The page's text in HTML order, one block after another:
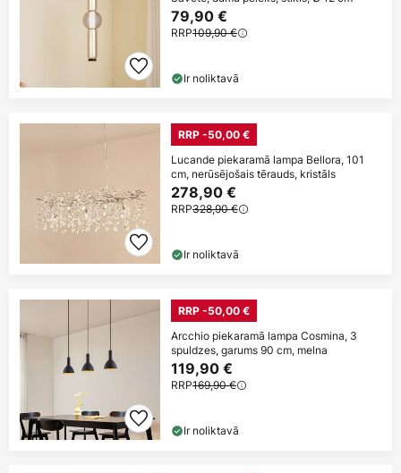
79,90 €
RRP109,90 €
Ir noliktavā
RRP -50,00 €
Lucande piekaramā lampa Bellora, 101
cm, nerūsējošais tērauds, kristāls
278,90 €
RRP328,90 €
Ir noliktavā
RRP -50,00 €
Arcchio piekaramā lampa Cosmina, 3
spuldzes, garums 90 cm, melna
119,90 €
RRP169,90 €
Ir noliktavā